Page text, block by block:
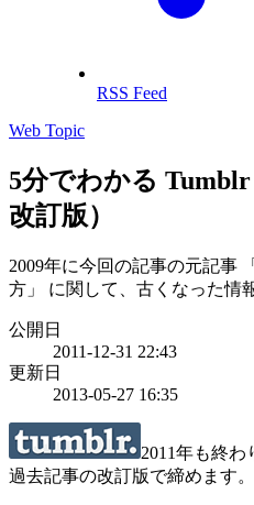
RSS Feed
Web Topic
5分でわかる
改訂版）
2009年に今回の記事の元記事
方」 に関して、古くなった情
公開日
2011-12-31 22:43
更新日
2013-05-27 16:35
2011年も終
過去記事の改訂版で締めます。